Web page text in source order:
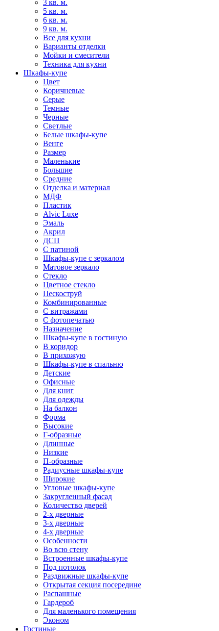
3 кв. м.
5 кв. м.
6 кв. м.
9 кв. м.
Все для кухни
Варианты отделки
Мойки и смесители
Техника для кухни
Шкафы-купе
Цвет
Коричневые
Серые
Темные
Черные
Светлые
Белые шкафы-купе
Венге
Размер
Маленькие
Большие
Средние
Отделка и материал
МДФ
Пластик
Alvic Luxe
Эмаль
Акрил
ДСП
С патиной
Шкафы-купе с зеркалом
Матовое зеркало
Стекло
Цветное стекло
Пескоструй
Комбинированные
С витражами
С фотопечатью
Назначение
Шкафы-купе в гостиную
В коридор
В прихожую
Шкафы-купе в спальню
Детские
Офисные
Для книг
Для одежды
На балкон
Форма
Высокие
Г-образные
Длинные
Низкие
П-образные
Радиусные шкафы-купе
Широкие
Угловые шкафы-купе
Закругленный фасад
Количество дверей
2-х дверные
3-х дверные
4-х дверные
Особенности
Во всю стену
Встроенные шкафы-купе
Под потолок
Раздвижные шкафы-купе
Открытая секция посередине
Распашные
Гардероб
Для маленького помещения
Эконом
Гостиные